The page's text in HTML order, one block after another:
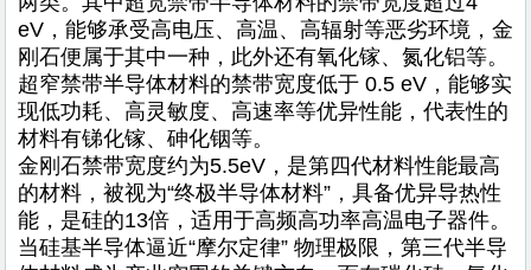
eV，能够承受高电压、高温、高辐射等恶劣环境，金
刚石便属于其中一种，此外还有氧化镓、氮化铝等。
超窄禁带半导体材料的禁带宽度低于 0.5 eV，能够实
现低功耗、高灵敏度、高速率等优异性能，代表性的
材料有锑化镓、砷化铟等。
金刚石禁带宽度约为5.5eV，是第四代材料性能最高
的材料，被视为“终极半导体材料”，具备优异导热性
能，是硅的13倍，适用于高频高功率高温电子器件。
当硅基半导体逼近“摩尔定律” 物理极限，第三代半导